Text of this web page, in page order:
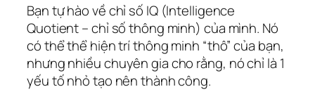
Bạn tự hào về chỉ số IQ (Intelligence
Quotient – chỉ số thông minh) của mình. Nó
có thể thể hiện trí thông minh “thô” của bạn,
nhưng nhiều chuyên gia cho rằng, nó chỉ là 1
yếu tố nhỏ tạo nên thành công.